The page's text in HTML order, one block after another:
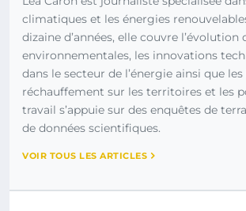
climatiques et les énergies
dizaine d’années, elle couvre l’évolution
environnementales, les innovations
dans le secteur de l’énergie ainsi que
réchauffement sur les territoires et les
travail s’appuie sur des enquêtes de
de données scientifiques.
VOIR TOUS LES ARTICLES